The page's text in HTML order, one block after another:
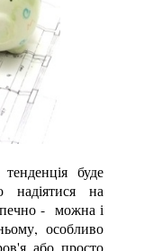
буде
надіятися на
- можна і
особливо
або просто